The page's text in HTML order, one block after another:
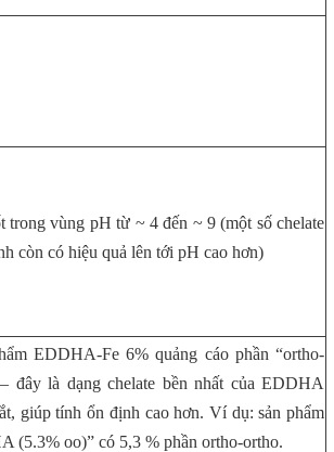
trong vùng pH từ ~ 4 đến ~ 9 (một số chelate
còn có hiệu quả lên tới pH cao hơn)
EDDHA-Fe 6% quảng cáo phần “ortho-
đây là dạng chelate bền nhất của EDDHA
giúp tính ổn định cao hơn. Ví dụ: sản phẩm
(5.3% oo)” có 5,3 % phần ortho-ortho.